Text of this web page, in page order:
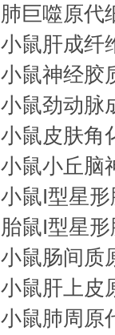
肺巨噬原代
小鼠肝成纤
小鼠神经胶
小鼠劲动脉
小鼠皮肤角
小鼠小丘脑
小鼠I型星
胎鼠I型星
小鼠肠间质
小鼠肝上皮
小鼠肺周原